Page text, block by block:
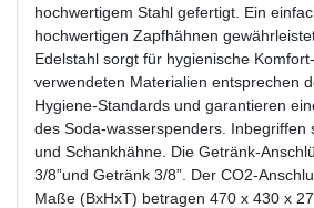
hochwertigem Stahl gefertigt. Ein
hochwertigen Zapfhähnen
Edelstahl sorgt für hygienische
verwendeten Materialien entsprechen
Hygiene-Standards und garantieren
des Soda-wasserspenders. Inbegriffen
und Schankhähne. Die Getränk-
3/8”und Getränk 3/8”. Der CO2-
Maße (BxHxT) betragen 470 x 430 x